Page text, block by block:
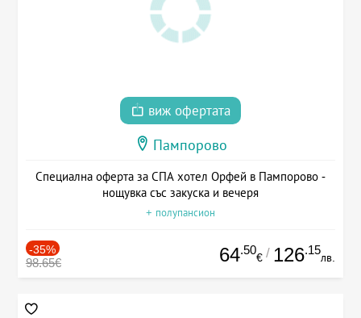
виж офертата
Пампорово
Специална оферта за СПА хотел Орфей в Пампорово -
нощувка със закуска и вечеря
+ полупансион
-35%
98.65€ 64.50
€ / 126.15
лв.